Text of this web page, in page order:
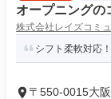
オープニングの
株式会社レイズコミ
シフト柔軟対応
〒550-0015大